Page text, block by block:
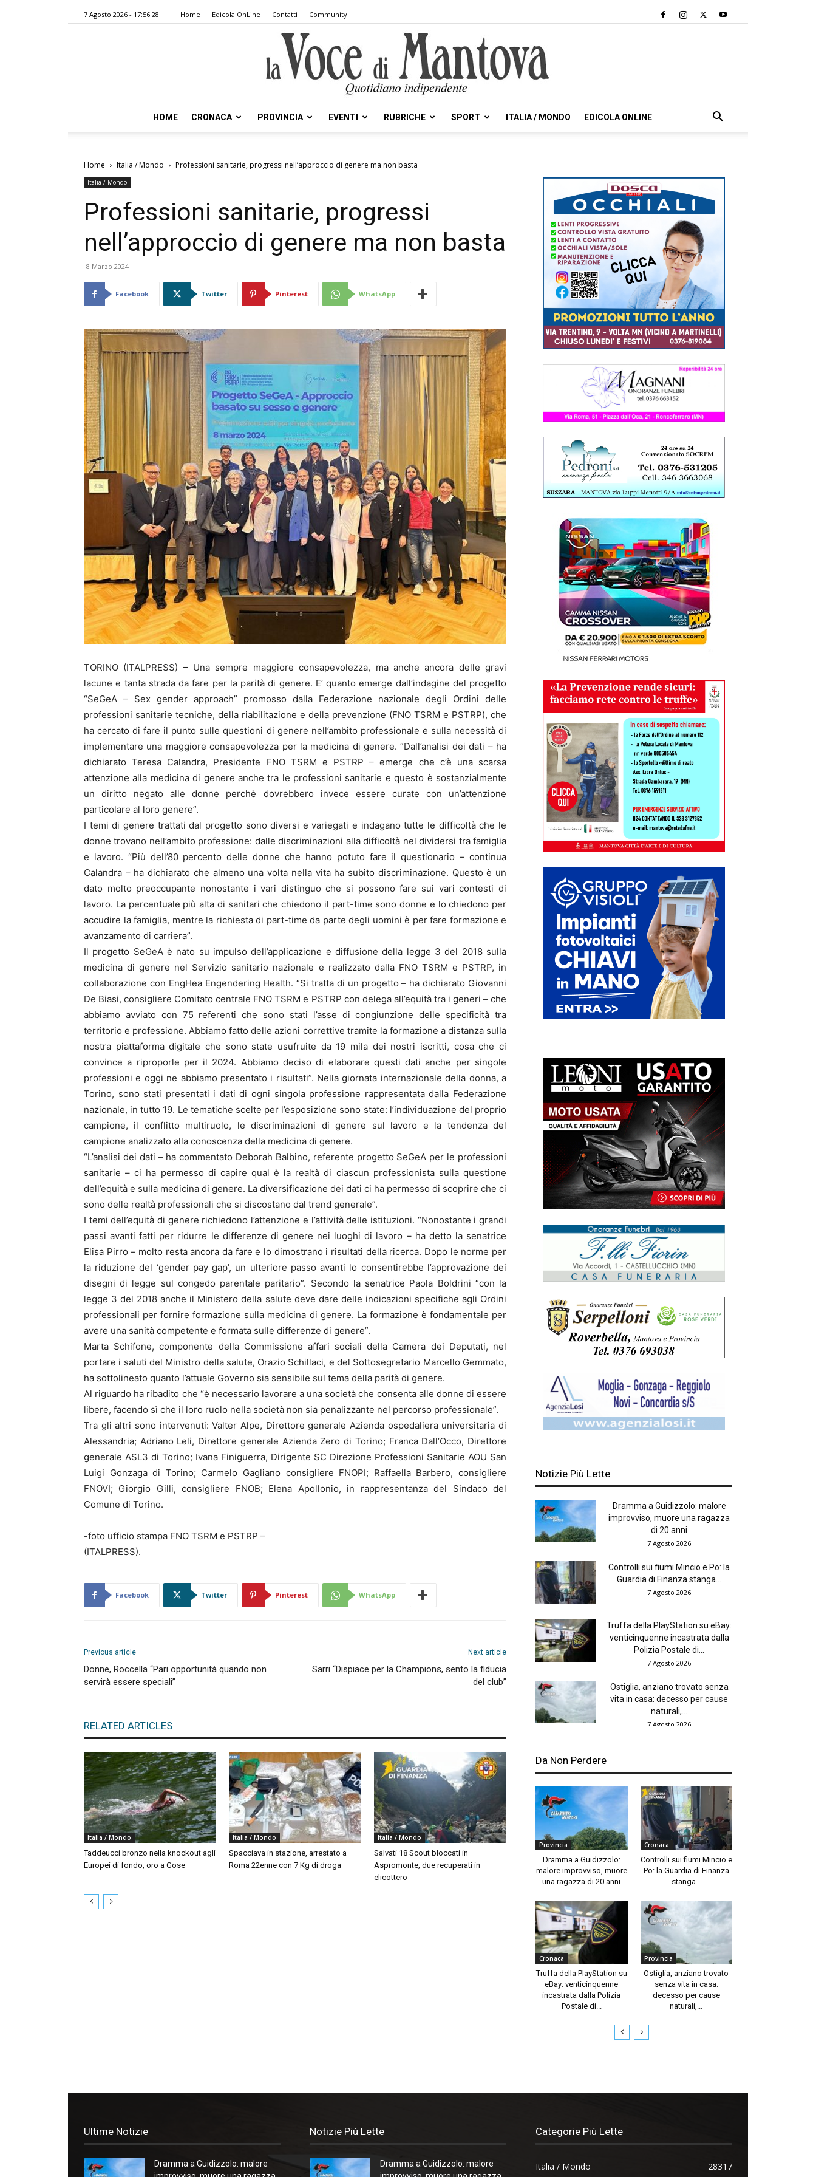
7 Agosto 2026 - 17:56:28 Home Edicola OnLine Contatti Community
Voce
Mantova
HOME CRONACA PROVINCIA EVENTI RUBRICHE SPORT ITALIA / MONDO EDICOLA ONLINE
Home Italia / Mondo Professioni sanitarie, progressi nell’approccio di genere ma non basta
Italia / Mondo
Professioni sanitarie, progressi
nell’approccio di genere ma non basta
8 Marzo 2024
Facebook Twitter Pinterest WhatsApp
TORINO (ITALPRESS) – Una sempre maggiore consapevolezza, ma anche ancora delle gravi
lacune e tanta strada da fare per la parità di genere. E’ quanto emerge dall’indagine del progetto
“SeGeA – Sex gender approach” promosso dalla Federazione nazionale degli Ordini delle
professioni sanitarie tecniche, della riabilitazione e della prevenzione (FNO TSRM e PSTRP), che
ha cercato di fare il punto sulle questioni di genere nell’ambito professionale e sulla necessità di
implementare una maggiore consapevolezza per la medicina di genere. “Dall’analisi dei dati – ha
dichiarato Teresa Calandra, Presidente FNO TSRM e PSTRP – emerge che c’è una scarsa
attenzione alla medicina di genere anche tra le professioni sanitarie e questo è sostanzialmente
un diritto negato alle donne perchè dovrebbero invece essere curate con un’attenzione
particolare al loro genere”.
I temi di genere trattati dal progetto sono diversi e variegati e indagano tutte le difficoltà che le
donne trovano nell’ambito professione: dalle discriminazioni alla difficoltà nel dividersi tra famiglia
e lavoro. “Più dell’80 percento delle donne che hanno potuto fare il questionario – continua
Calandra – ha dichiarato che almeno una volta nella vita ha subito discriminazione. Questo è un
dato molto preoccupante nonostante i vari distinguo che si possono fare sui vari contesti di
lavoro. La percentuale più alta di sanitari che chiedono il part-time sono donne e lo chiedono per
accudire la famiglia, mentre la richiesta di part-time da parte degli uomini è per fare formazione e
avanzamento di carriera”.
Il progetto SeGeA è nato su impulso dell’applicazione e diffusione della legge 3 del 2018 sulla
medicina di genere nel Servizio sanitario nazionale e realizzato dalla FNO TSRM e PSTRP, in
collaborazione con EngHea Engendering Health. “Si tratta di un progetto – ha dichiarato Giovanni
De Biasi, consigliere Comitato centrale FNO TSRM e PSTRP con delega all’equità tra i generi – che
abbiamo avviato con 75 referenti che sono stati l’asse di congiunzione delle specificità tra
territorio e professione. Abbiamo fatto delle azioni correttive tramite la formazione a distanza sulla
nostra piattaforma digitale che sono state usufruite da 19 mila dei nostri iscritti, cosa che ci
convince a riproporle per il 2024. Abbiamo deciso di elaborare questi dati anche per singole
professioni e oggi ne abbiamo presentato i risultati”. Nella giornata internazionale della donna, a
Torino, sono stati presentati i dati di ogni singola professione rappresentata dalla Federazione
nazionale, in tutto 19. Le tematiche scelte per l’esposizione sono state: l’individuazione del proprio
campione, il conflitto multiruolo, le discriminazioni di genere sul lavoro e la tendenza del
campione analizzato alla conoscenza della medicina di genere.
“L’analisi dei dati – ha commentato Deborah Balbino, referente progetto SeGeA per le professioni
sanitarie – ci ha permesso di capire qual è la realtà di ciascun professionista sulla questione
dell’equità e sulla medicina di genere. La diversificazione dei dati ci ha permesso di scoprire che ci
sono delle realtà professionali che si discostano dal trend generale”.
I temi dell’equità di genere richiedono l’attenzione e l’attività delle istituzioni. “Nonostante i grandi
passi avanti fatti per ridurre le differenze di genere nei luoghi di lavoro – ha detto la senatrice
Elisa Pirro – molto resta ancora da fare e lo dimostrano i risultati della ricerca. Dopo le norme per
la riduzione del ‘gender pay gap’, un ulteriore passo avanti lo consentirebbe l’approvazione dei
disegni di legge sul congedo parentale paritario”. Secondo la senatrice Paola Boldrini “con la
legge 3 del 2018 anche il Ministero della salute deve dare delle indicazioni specifiche agli Ordini
professionali per fornire formazione sulla medicina di genere. La formazione è fondamentale per
avere una sanità competente e formata sulle differenze di genere”.
Marta Schifone, componente della Commissione affari sociali della Camera dei Deputati, nel
portare i saluti del Ministro della salute, Orazio Schillaci, e del Sottosegretario Marcello Gemmato,
ha sottolineato quanto l’attuale Governo sia sensibile sul tema della parità di genere.
Al riguardo ha ribadito che “è necessario lavorare a una società che consenta alle donne di essere
libere, facendo sì che il loro ruolo nella società non sia penalizzante nel percorso professionale”.
Tra gli altri sono intervenuti: Valter Alpe, Direttore generale Azienda ospedaliera universitaria di
Alessandria; Adriano Leli, Direttore generale Azienda Zero di Torino; Franca Dall’Occo, Direttore
generale ASL3 di Torino; Ivana Finiguerra, Dirigente SC Direzione Professioni Sanitarie AOU San
Luigi Gonzaga di Torino; Carmelo Gagliano consigliere FNOPI; Raffaella Barbero, consigliere
FNOVI; Giorgio Gilli, consigliere FNOB; Elena Apollonio, in rappresentanza del Sindaco del
Comune di Torino.
-foto ufficio stampa FNO TSRM e PSTRP –
(ITALPRESS).
Facebook Twitter Pinterest WhatsApp
Previous article
Donne, Roccella “Pari opportunità quando non
servirà essere speciali”
Next article
Sarri “Dispiace per la Champions, sento la fiducia
del club”
RELATED ARTICLES
Italia / Mondo
Taddeucci bronzo nella knockout agli
Europei di fondo, oro a Gose
Italia / Mondo
Spacciava in stazione, arrestato a
Roma 22enne con 7 Kg di droga
Italia / Mondo
Salvati 18 Scout bloccati in
Aspromonte, due recuperati in
elicottero
Notizie Più Lette
Dramma a Guidizzolo: malore
improvviso, muore una ragazza
di 20 anni
7 Agosto 2026
Controlli sui fiumi Mincio e Po: la
Guardia di Finanza stanga...
7 Agosto 2026
Truffa della PlayStation su eBay:
venticinquenne incastrata dalla
Polizia Postale di...
7 Agosto 2026
Ostiglia, anziano trovato senza
vita in casa: decesso per cause
naturali,...
7 Agosto 2026
Da Non Perdere
Provincia
Dramma a Guidizzolo:
malore improvviso, muore
una ragazza di 20 anni
Cronaca
Controlli sui fiumi Mincio e
Po: la Guardia di Finanza
stanga...
Cronaca
Truffa della PlayStation su
eBay: venticinquenne
incastrata dalla Polizia
Postale di...
Provincia
Ostiglia, anziano trovato
senza vita in casa:
decesso per cause
naturali,...
Ultime Notizie
Dramma a Guidizzolo: malore
Notizie Più Lette
Dramma a Guidizzolo: malore
Categorie Più Lette
Italia / Mondo 28317